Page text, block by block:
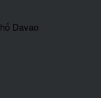
Davao